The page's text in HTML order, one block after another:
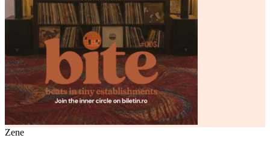
Zene